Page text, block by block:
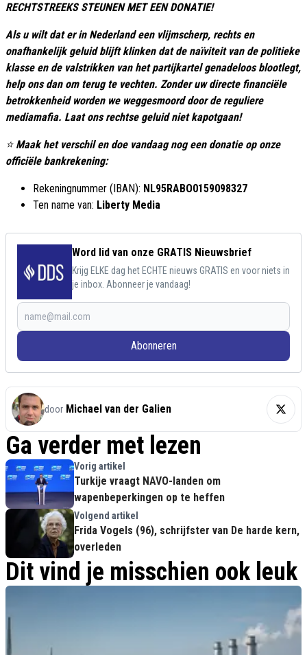
RECHTSTREEKS STEUNEN MET EEN DONATIE!
Als u wilt dat er in Nederland een vlijmscherp, rechts en
onafhankelijk geluid blijft klinken dat de naïviteit van de politieke
klasse en de valstrikken van het partijkartel genadeloos blootlegt,
help ons dan om terug te vechten. Zonder uw directe financiële
betrokkenheid worden we weggesmoord door de reguliere
mediamafia. Laat ons rechtse geluid niet kapotgaan!
⭐ Maak het verschil en doe vandaag nog een donatie op onze
officiële bankrekening:
Rekeningnummer (IBAN): NL95RABO0159098327
Ten name van: Liberty Media
Word lid van onze GRATIS Nieuwsbrief
Krijg ELKE dag het ECHTE nieuws GRATIS en voor niets in
je inbox. Abonneer je vandaag!
Abonneren
door Michael van der Galien
Ga verder met lezen
Vorig artikel
Turkije vraagt NAVO-landen om
wapenbeperkingen op te heffen
Volgend artikel
Frida Vogels (96), schrijfster van De harde kern,
overleden
Dit vind je misschien ook leuk